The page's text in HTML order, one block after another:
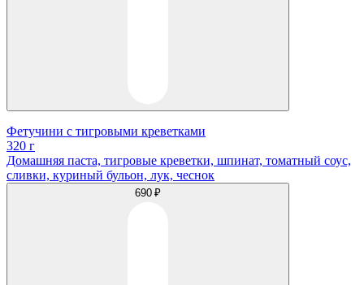
Фетучини с тигровыми креветками
320 г
Домашняя паста, тигровые креветки, шпинат, томатный соус,
сливки, куриный бульон, лук, чеснок
690 ₽